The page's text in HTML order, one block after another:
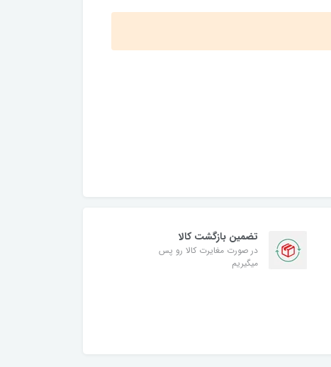
تضمین بازگشت کالا
در صورت مغایرت کالا رو پس
میگیریم